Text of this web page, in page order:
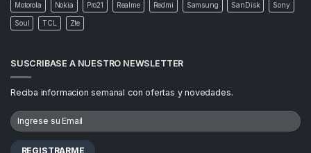
Motorola Nokia Pro21 Realme Redmi Samsung SanDisk Sony
Soul TCL Zte
SUSCRIBASE A NUESTRO NEWSLETTER
Reciba informacion semanal con ofertas y novedades.